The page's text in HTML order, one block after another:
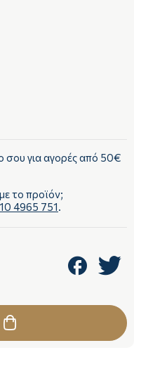
για αγορές από 50€
το προϊόν;
4965 751.